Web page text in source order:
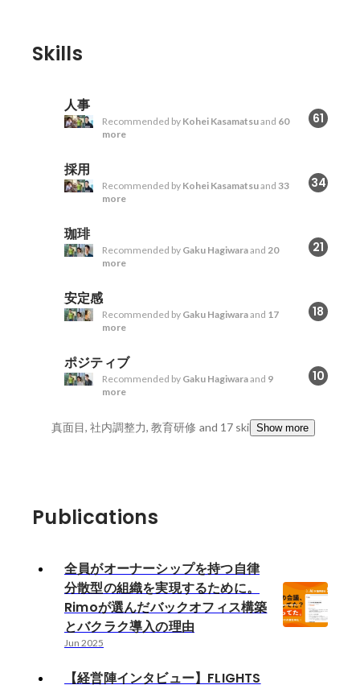
Skills
人事
61
Recommended by Kohei Kasamatsuand 60
more
採用
34
Recommended by Kohei Kasamatsuand 33
more
珈琲
21
Recommended by Gaku Hagiwaraand 20
more
安定感
18
Recommended by Gaku Hagiwaraand 17
more
ポジティブ
10
Recommended by Gaku Hagiwaraand 9
more
真面目, 社内調整力, 教育研修 and 17 skillsShow more
Publications
全員がオーナーシップを持つ自律
分散型の組織を実現するために。
Rimoが選んだバックオフィス構築
とバクラク導入の理由
Jun 2025
【経営陣インタビュー】FLIGHTS